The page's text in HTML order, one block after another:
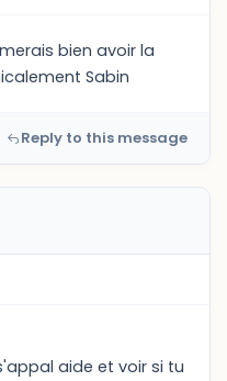
bien avoir la
Sabin
Reply to this message
aide et voir si tu